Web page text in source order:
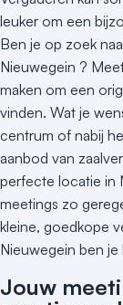
leuker om een
Ben je op zoek
Nieuwegein ?
maken om een
vinden. Wat je
centrum of nabij
aanbod van
perfecte locatie in
meetings zo
kleine, goedkope
Nieuwegein ben je
Jouw